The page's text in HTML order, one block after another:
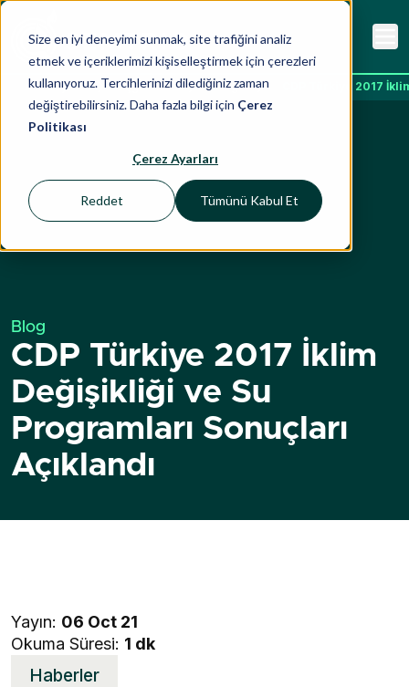
Size en iyi deneyimi sunmak, site trafiğini analiz
etmek ve içeriklerimizi kişiselleştirmek için çerezleri
kullanıyoruz. Tercihlerinizi dilediğiniz zaman
değiştirebilirsiniz. Daha fazla bilgi için Çerez
Politikası
Çerez Ayarları
Tümünü Kabul Et
Reddet
Ana Sayfa İçgörüler Blog CDP Türkiye 2017
Blog
CDP Türkiye 2017 İklim
Değişikliği ve Su
Programları Sonuçları
Açıklandı
Haberler
Yayın: 06 Oct 21
Okuma Süresi: 1 dk